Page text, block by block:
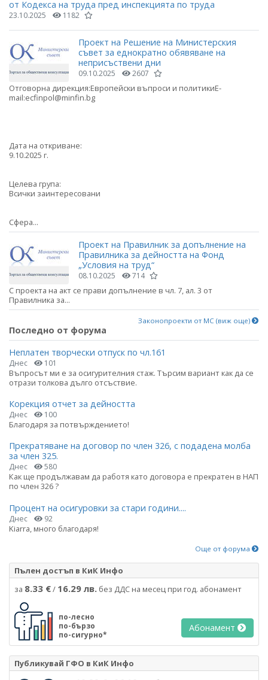
от Кодекса на труда пред инспекцията по труда
23.10.2025 1182
Проект на Решение на Министерския
съвет за еднократно обявяване на
неприсъствени дни
09.10.2025 2607
Отговорна дирекция:Европейски въпроси и политикиE-
mail:ecfinpol@minfin.bg
Дата на откриване:
9.10.2025 г.
Целева група:
Всички заинтересовани
Сфера...
Проект на Правилник за допълнение на
Правилника за дейността на Фонд
„Условия на труд“
08.10.2025 714
С проекта на акт се прави допълнение в чл. 7, ал. 3 от
Правилника за...
Законопроекти от МС (виж още)
Последно от форума
Неплатен творчески отпуск по чл.161
Днес 101
Въпросът ми е за осигурителния стаж. Търсим вариант как да се
отрази толкова дълго отсъствие.
Корекция отчет за дейността
Днес 100
Благодаря за потвърждението!
Прекратяване на договор по член 326, с подадена молба
за член 325.
Днес 580
Как ще продължавам да работя като договора е прекратен в НАП
по член 326 ?
Процент на осигуровки за стари години....
Днес 92
Kiarra, много благодаря!
Още от форума
Пълен достъп в КиК Инфо
за 8.33 €/ 16.29 лв. без ДДС на месец при год. абонамент
по-лесно
по-бързо
по-сигурно*
Абонамент
Публикувай ГФО в КиК Инфо